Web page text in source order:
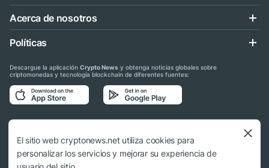
Acerca de nosotros
Políticas
Descargue la aplicación Crypto News y obtenga noticias globales sobre
criptomonedas y tecnología blockchain de diferentes fuentes:
Síganos en las redes sociales
El sitio web cryptonews.net utiliza cookies para
personalizar los servicios y mejorar su experiencia de